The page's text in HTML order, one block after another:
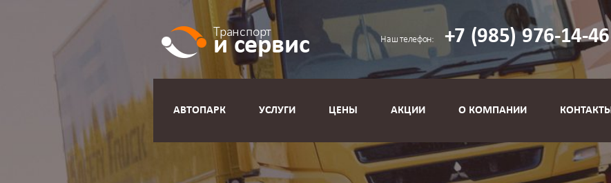
Наш телефон: +7 (985) 976-14-46
Транспорт
и сервис
АВТОПАРК УСЛУГИ ЦЕНЫ АКЦИИ О КОМПАНИИ КОНТАКТЫ